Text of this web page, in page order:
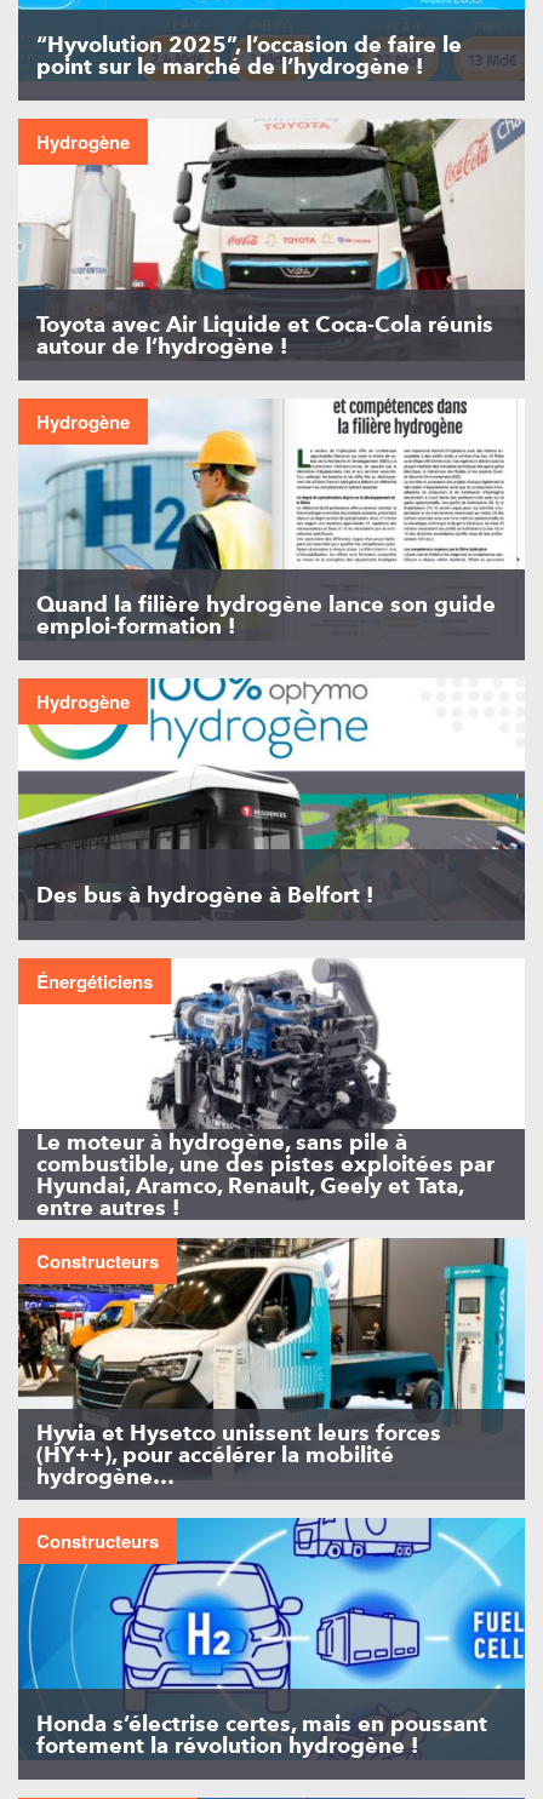
“Hyvolution 2025”, l’occasion de faire le
point sur le marché de l’hydrogène !
Hydrogène
Toyota avec Air Liquide et Coca-Cola réunis
autour de l’hydrogène !
Hydrogène
Quand la filière hydrogène lance son guide
emploi-formation !
Hydrogène
Des bus à hydrogène à Belfort !
Énergéticiens
Le moteur à hydrogène, sans pile à
combustible, une des pistes exploitées par
Hyundai, Aramco, Renault, Geely et Tata,
entre autres !
Constructeurs
Hyvia et Hysetco unissent leurs forces
(HY++), pour accélérer la mobilité
hydrogène…
Constructeurs
Honda s’électrise certes, mais en poussant
fortement la révolution hydrogène !